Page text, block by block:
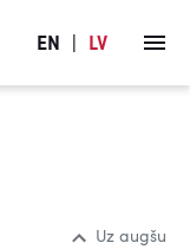
EN LV
Uz augšu